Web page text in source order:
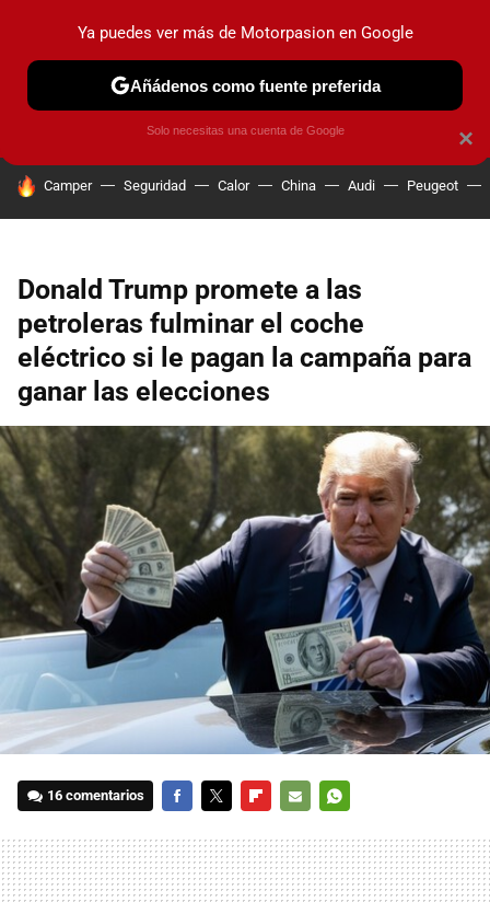
PRUEBAS COCHES ELÉCTRICOS OBSERVATORIO
HOY SE HABLA DE
Camper Seguridad Calor China Audi Peugeot
Donald Trump promete a las
petroleras fulminar el coche
eléctrico si le pagan la campaña para
ganar las elecciones
16 comentarios
MAIL
×
Ya puedes ver más de Motorpasion en Google
Añádenos como fuente preferida
Solo necesitas una cuenta de Google